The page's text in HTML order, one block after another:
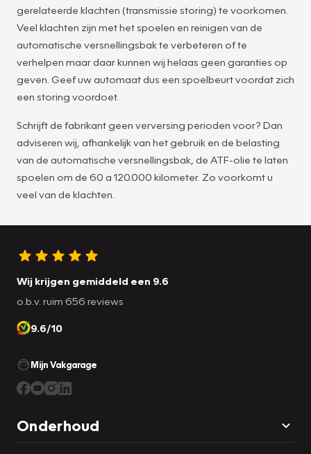
gerelateerde klachten (transmissie storing) te voorkomen.
Veel klachten zijn met het spoelen en reinigen van de
automatische versnellingsbak te verbeteren of te
verhelpen maar daar kunnen wij helaas geen garanties op
geven. Geef uw automaat dus een spoelbeurt voordat zich
een storing voordoet.
Schrijft de fabrikant geen verversing perioden voor? Dan
adviseren wij, afhankelijk van het gebruik en de belasting
van de automatische versnellingsbak, de ATF-olie te laten
spoelen om de 60 a 120.000 kilometer. Zo voorkomt u
veel van de klachten.
Wij krijgen gemiddeld een 9.6
o.b.v. ruim 656 reviews
9.6/10
Mijn Vakgarage
Onderhoud